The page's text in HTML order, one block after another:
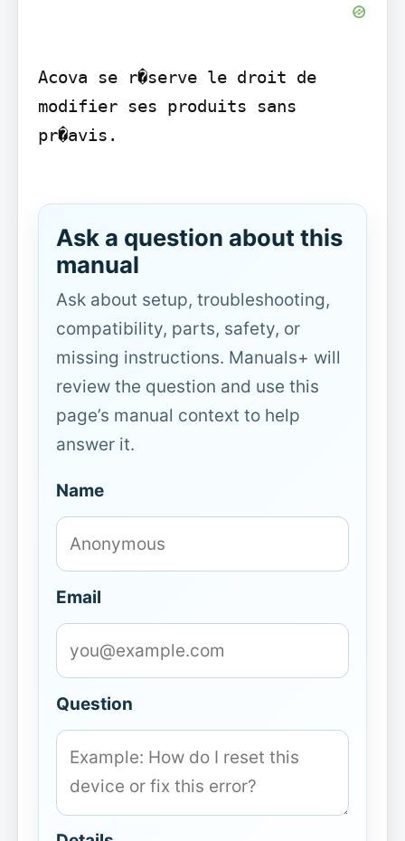
Acova se r�serve le droit de
modifier ses produits sans
pr�avis.
Ask a question about this
manual
Ask about setup, troubleshooting,
compatibility, parts, safety, or
missing instructions. Manuals+ will
review the question and use this
page’s manual context to help
answer it.
Name
Email
Question